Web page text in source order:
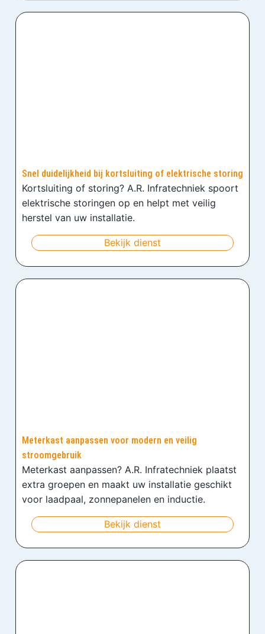
Snel duidelijkheid bij kortsluiting of elektrische storing
Kortsluiting of storing? A.R. Infratechniek spoort
elektrische storingen op en helpt met veilig
herstel van uw installatie.
Bekijk dienst
Meterkast aanpassen voor modern en veilig
stroomgebruik
Meterkast aanpassen? A.R. Infratechniek plaatst
extra groepen en maakt uw installatie geschikt
voor laadpaal, zonnepanelen en inductie.
Bekijk dienst